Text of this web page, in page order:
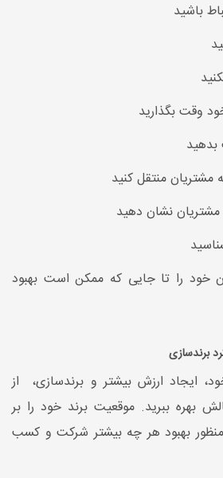
باشید
وقت بگذارید
بدهید
مشتریان منتقل کنید
مشتریان نشان دهید
را تا جایی که ممکن است بهبود
برندسازی
ایجاد ارزش بیشتر و برندسازی، از
بهره ببرید. موقعیت برند خود را بر
بهبود هر چه بیشتر شرکت و کسب